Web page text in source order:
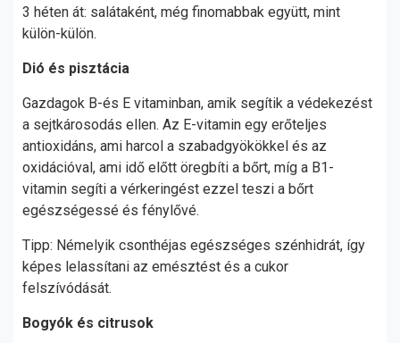
3 héten át: salátaként, még finomabbak együtt, mint
külön-külön.
Dió és pisztácia
Gazdagok B-és E vitaminban, amik segítik a védekezést
a sejtkárosodás ellen. Az E-vitamin egy erőteljes
antioxidáns, ami harcol a szabadgyökökkel és az
oxidációval, ami idő előtt öregbíti a bőrt, míg a B1-
vitamin segíti a vérkeringést ezzel teszi a bőrt
egészségessé és fénylővé.
Tipp: Némelyik csonthéjas egészséges szénhidrát, így
képes lelassítani az emésztést és a cukor
felszívódását.
Bogyók és citrusok